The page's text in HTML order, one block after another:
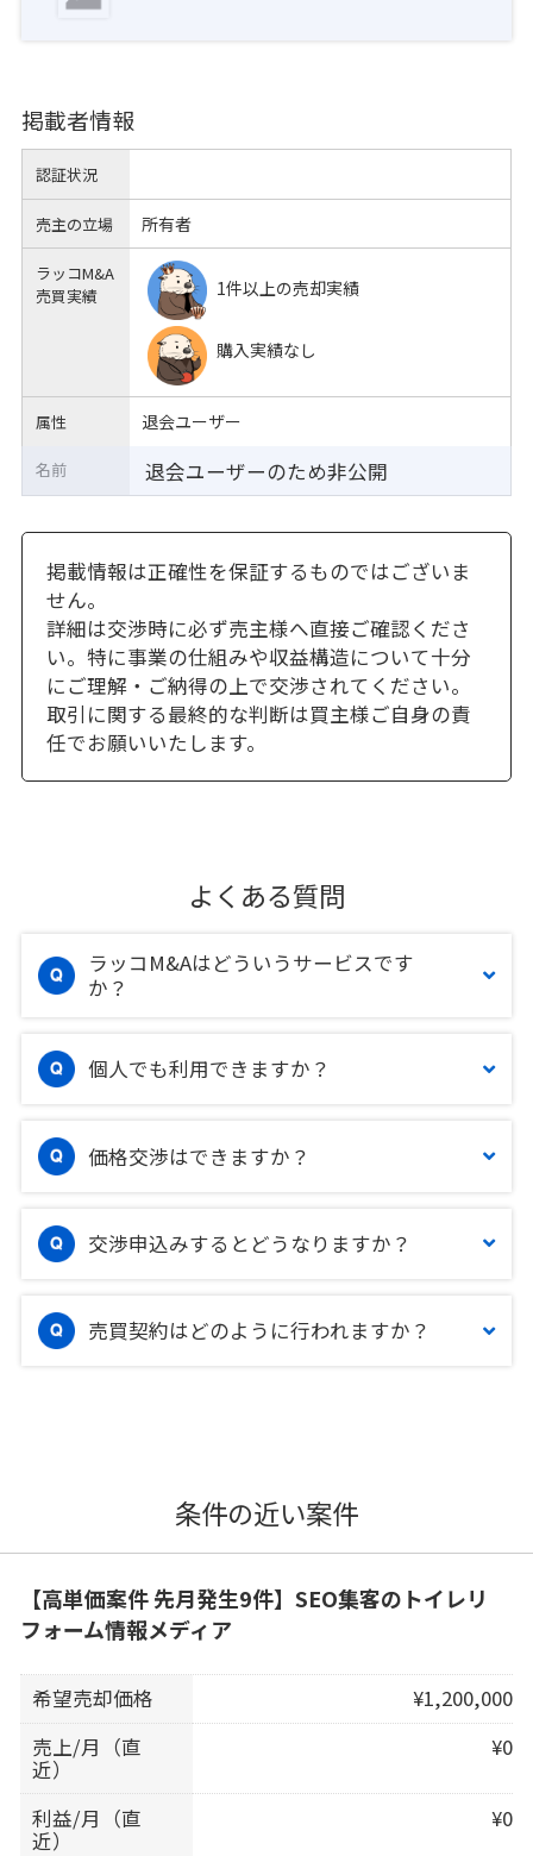
掲載者情報
認証状況
売主の立場 所有者
ラッコM&A
売買実績
1件以上の売却実績
購入実績なし
属性 退会ユーザー
退会ユーザーのため非公開
名前
掲載情報は正確性を保証するものではございま
せん。
詳細は交渉時に必ず売主様へ直接ご確認くださ
い。特に事業の仕組みや収益構造について十分
にご理解・ご納得の上で交渉されてください。
取引に関する最終的な判断は買主様ご自身の責
任でお願いいたします。
よくある質問
ラッコM&Aはどういうサービスです
か？
個人でも利用できますか？
価格交渉はできますか？
交渉申込みするとどうなりますか？
売買契約はどのように行われますか？
条件の近い案件
【高単価案件 先月発生9件】SEO集客のトイレリ
フォーム情報メディア
希望売却価格
¥1,200,000
売上/月（直
近）
¥0
利益/月（直
近）
¥0